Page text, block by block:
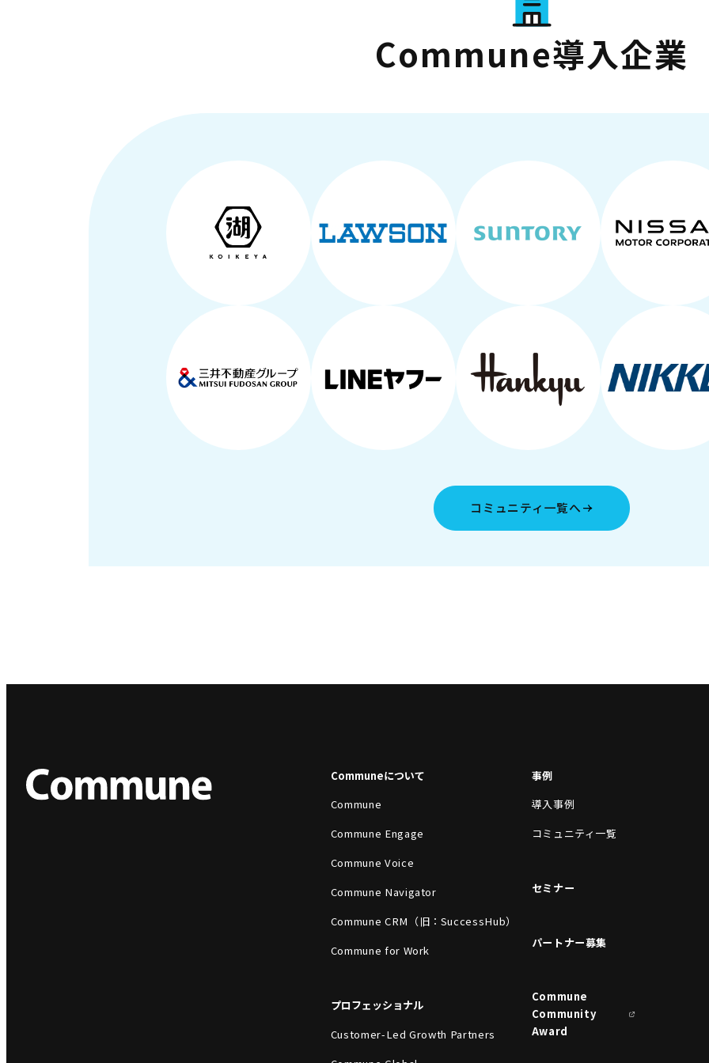
Commune導入企業
コミュニティ一覧へ
Communeについて
Commune
Commune Engage
Commune Voice
Commune Navigator
Commune CRM（旧：SuccessHub）
Commune for Work
プロフェッショナル
Customer-Led Growth Partners
事例
導入事例
コミュニティ一覧
セミナー
パートナー募集
Commune
Community
Award